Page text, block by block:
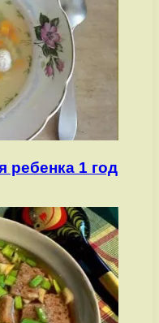
ребенка 1 год